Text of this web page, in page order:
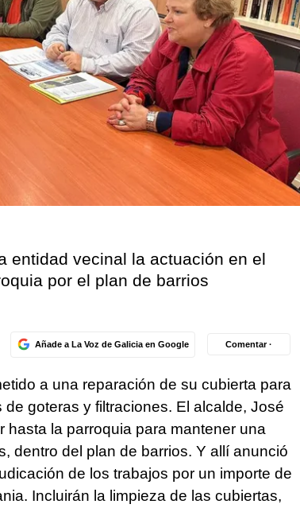
entidad vecinal la actuación en el
por el plan de barrios
Añade a La Voz de Galicia en Google Comentar ·
a una reparación de su cubierta para
goteras y filtraciones. El alcalde, José
la parroquia para mantener una
dentro del plan de barrios. Y allí anunció
de los trabajos por un importe de
Incluirán la limpieza de las cubiertas,